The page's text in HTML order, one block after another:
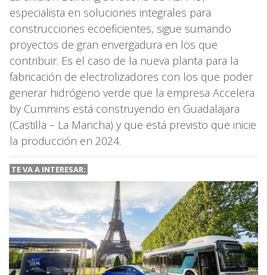
especialista en soluciones integrales para
construcciones ecoeficientes, sigue sumando
proyectos de gran envergadura en los que
contribuir. Es el caso de la nueva planta para la
fabricación de electrolizadores con los que poder
generar hidrógeno verde que la empresa Accelera
by Cummins está construyendo en Guadalajara
(Castilla – La Mancha) y que está previsto que inicie
la producción en 2024.
TE VA A INTERESAR: